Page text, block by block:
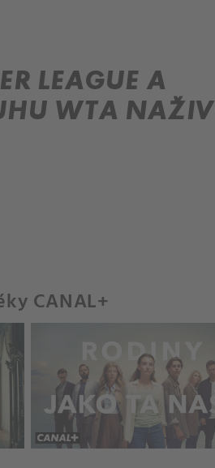
LEAGUE A
WTA
CANAL+